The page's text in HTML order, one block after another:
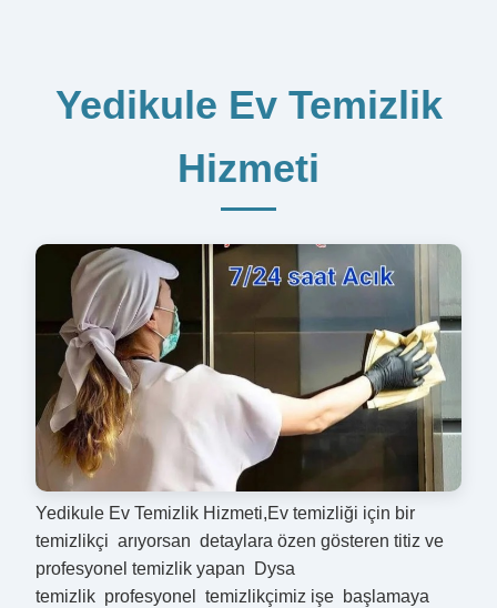
Yedikule Ev Temizlik
Hizmeti
Yedikule Ev Temizlik Hizmeti,Ev temizliği için bir
temizlikçi arıyorsan detaylara özen gösteren titiz ve
profesyonel temizlik yapan Dysa
temizlik profesyonel temizlikçimiz işe başlamaya